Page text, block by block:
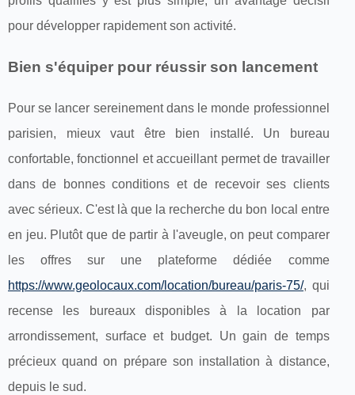
pour développer rapidement son activité.
Bien s'équiper pour réussir son lancement
Pour se lancer sereinement dans le monde professionnel
parisien, mieux vaut être bien installé. Un bureau
confortable, fonctionnel et accueillant permet de travailler
dans de bonnes conditions et de recevoir ses clients
avec sérieux. C'est là que la recherche du bon local entre
en jeu. Plutôt que de partir à l'aveugle, on peut comparer
les offres sur une plateforme dédiée comme
https://www.geolocaux.com/location/bureau/paris-75/, qui
recense les bureaux disponibles à la location par
arrondissement, surface et budget. Un gain de temps
précieux quand on prépare son installation à distance,
depuis le sud.